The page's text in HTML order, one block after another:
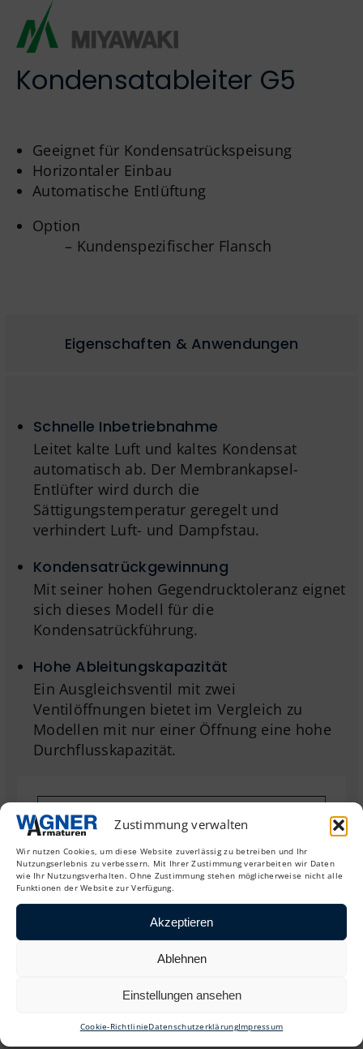
Zustimmung verwalten
Wir nutzen Cookies, um diese Website zuverlässig zu betreiben und Ihr
Nutzungserlebnis zu verbessern. Mit Ihrer Zustimmung verarbeiten wir Daten
wie Ihr Nutzungsverhalten. Ohne Zustimmung stehen möglicherweise nicht alle
Funktionen der Website zur Verfügung.
Akzeptieren
Ablehnen
Einstellungen ansehen
Cookie-RichtlinieDatenschutzerklärungImpressum
Englisch
Kondensatableiter G5
Geeignet für Kondensatrückspeisung
Horizontaler Einbau
Automatische Entlüftung
Option
– Kundenspezifischer Flansch
Eigenschaften & Anwendungen
Schnelle Inbetriebnahme
Leitet kalte Luft und kaltes Kondensat
automatisch ab. Der Membrankapsel-
Entlüfter wird durch die
Sättigungstemperatur geregelt und
verhindert Luft- und Dampfstau.
Kondensatrückgewinnung
Mit seiner hohen Gegendrucktoleranz eignet
sich dieses Modell für die
Kondensatrückführung.
Hohe Ableitungskapazität
Ein Ausgleichsventil mit zwei
Ventilöffnungen bietet im Vergleich zu
Modellen mit nur einer Öffnung eine hohe
Durchflusskapazität.
Typische Anwendungen